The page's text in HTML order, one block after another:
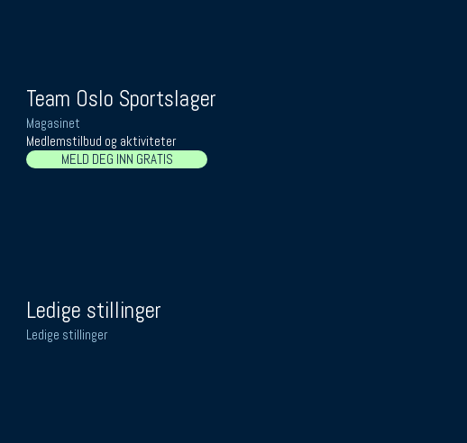
Team Oslo Sportslager
Magasinet
Medlemstilbud og aktiviteter
MELD DEG INN GRATIS
Ledige stillinger
Ledige stillinger